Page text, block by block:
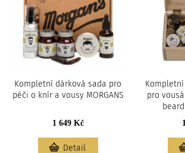
Kompletní dárková sada pro
péči o knír a vousy MORGANS
1 649 Kč
Detail
pro